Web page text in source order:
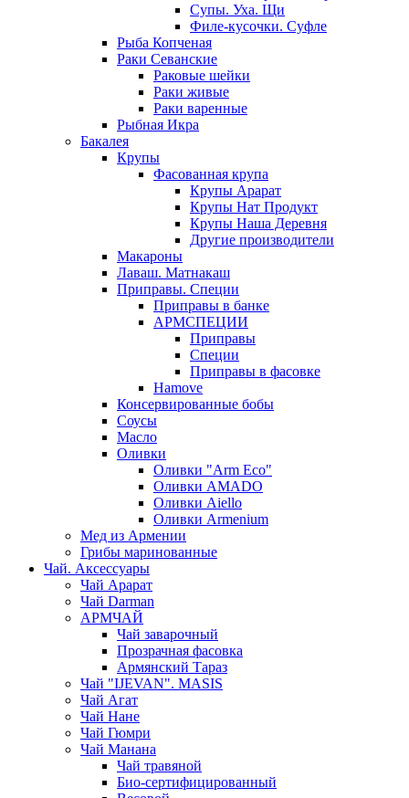
Супы. Уха. Щи
Филе-кусочки. Суфле
Рыба Копченая
Раки Севанские
Раковые шейки
Раки живые
Раки варенные
Рыбная Икра
Бакалея
Крупы
Фасованная крупа
Крупы Арарат
Крупы Нат Продукт
Крупы Наша Деревня
Другие производители
Макароны
Лаваш. Матнакаш
Приправы. Специи
Приправы в банке
АРМСПЕЦИИ
Приправы
Специи
Приправы в фасовке
Hamove
Консервированные бобы
Соусы
Масло
Оливки
Оливки "Arm Eco"
Оливки AMADO
Оливки Aiello
Оливки Armenium
Мед из Армении
Грибы маринованные
Чай. Аксессуары
Чай Арарат
Чай Darman
АРМЧАЙ
Чай заварочный
Прозрачная фасовка
Армянский Тараз
Чай "IJEVAN". MASIS
Чай Агат
Чай Нане
Чай Гюмри
Чай Манана
Чай травяной
Био-сертифицированный